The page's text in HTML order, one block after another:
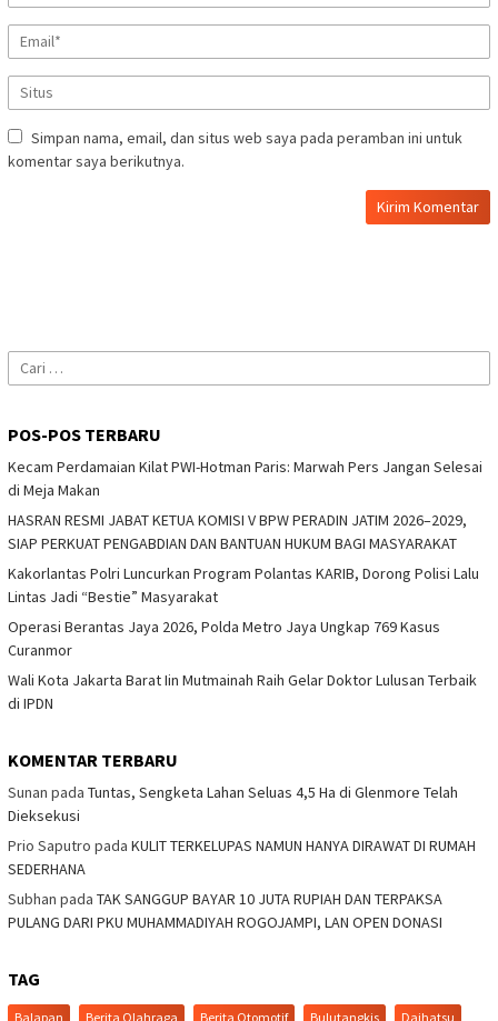
Simpan nama, email, dan situs web saya pada peramban ini untuk
komentar saya berikutnya.
Cari
untuk:
POS-POS TERBARU
Kecam Perdamaian Kilat PWI-Hotman Paris: Marwah Pers Jangan Selesai
di Meja Makan
HASRAN RESMI JABAT KETUA KOMISI V BPW PERADIN JATIM 2026–2029,
SIAP PERKUAT PENGABDIAN DAN BANTUAN HUKUM BAGI MASYARAKAT
Kakorlantas Polri Luncurkan Program Polantas KARIB, Dorong Polisi Lalu
Lintas Jadi “Bestie” Masyarakat
Operasi Berantas Jaya 2026, Polda Metro Jaya Ungkap 769 Kasus
Curanmor
Wali Kota Jakarta Barat Iin Mutmainah Raih Gelar Doktor Lulusan Terbaik
di IPDN
KOMENTAR TERBARU
Sunan pada Tuntas, Sengketa Lahan Seluas 4,5 Ha di Glenmore Telah
Dieksekusi
Prio Saputro pada KULIT TERKELUPAS NAMUN HANYA DIRAWAT DI RUMAH
SEDERHANA
Subhan pada TAK SANGGUP BAYAR 10 JUTA RUPIAH DAN TERPAKSA
PULANG DARI PKU MUHAMMADIYAH ROGOJAMPI, LAN OPEN DONASI
TAG
Balapan Berita Olahraga Berita Otomotif Bulutangkis Daihatsu